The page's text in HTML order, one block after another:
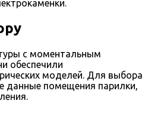
с моментальным
обеспечили
моделей. Для выбора
данные помещения парилки,